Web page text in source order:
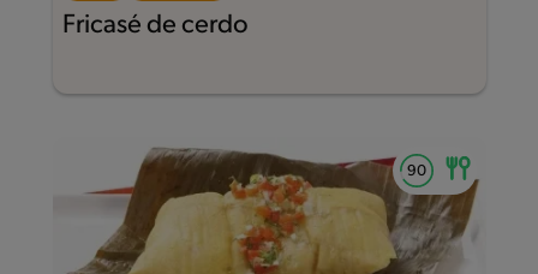
Fricasé de cerdo